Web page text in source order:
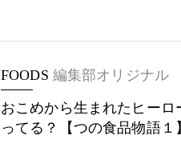
FOODS 編集部オリジナル
おこめから生まれたヒー
ってる？【つの食品物語１